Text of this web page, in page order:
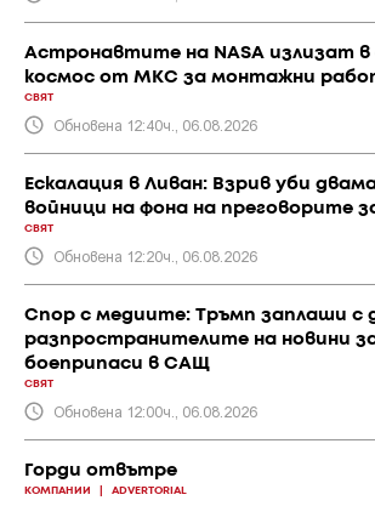
Астронавтите на NASA излизат
космос от МКС за монтажни
СВЯТ
Обновена 12:40ч., 06.08.2026
Ескалация в Ливан: Взрив уби
войници на фона на преговорите
СВЯТ
Обновена 12:20ч., 06.08.2026
Спор с медиите: Тръмп заплаши с
разпространителите на новини
боеприпаси в САЩ
СВЯТ
Обновена 12:00ч., 06.08.2026
Горди отвътре
КОМПАНИИ ADVERTORIAL